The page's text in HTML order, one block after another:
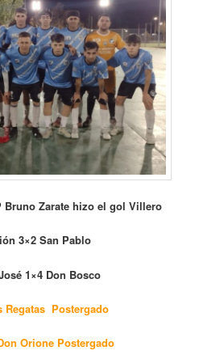
Bruno Zarate hizo el gol Villero
3×2 San Pablo
1×4 Don Bosco
Regatas Postergado
Orione Postergado